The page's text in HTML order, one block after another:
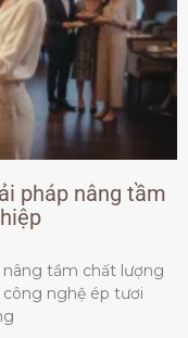
pháp nâng tầm
nâng tầm chất lượng
nghệ ép tươi